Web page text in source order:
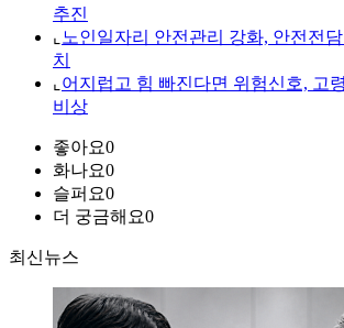
추진
⌞ 노인일자리 안전관리 강화, 안전전
치
⌞ 어지럽고 힘 빠진다면 위험신호, 고
비상
좋아요0
화나요0
슬퍼요0
더 궁금해요0
최신뉴스